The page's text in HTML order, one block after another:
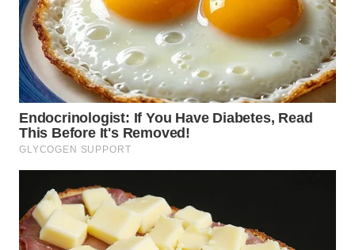
TAPANULI
TENGAH
WN DELI
SERDANG
WN
TEBING
WN
PAKPAK